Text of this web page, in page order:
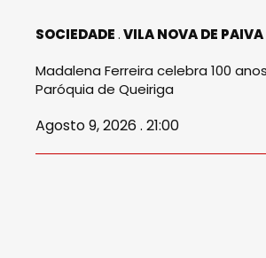
SOCIEDADE VILA NOVA DE PAIVA
Madalena Ferreira celebra 100
Paróquia de Queiriga
Agosto 9, 2026 . 21:00